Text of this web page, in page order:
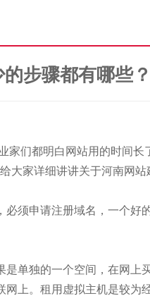
步骤都有哪些？
家们都明白网站用的时间
大家详细讲讲关于河南网站
须申请注册域名，一个好
是单独的一个空间，在网
上。租用虚拟主机是较